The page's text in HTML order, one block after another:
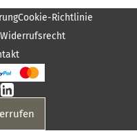
Cookie-Richtlinie
Widerrufsrecht